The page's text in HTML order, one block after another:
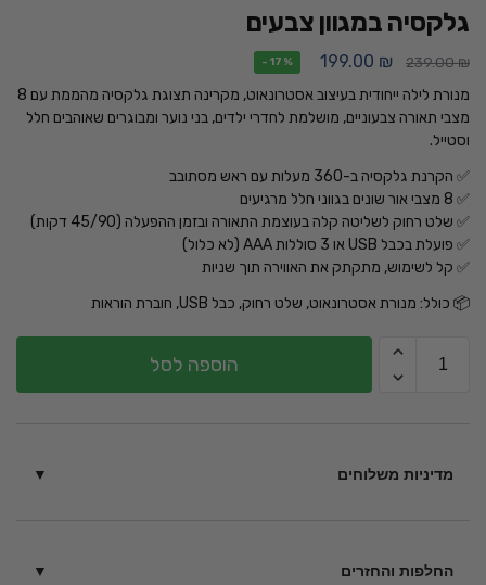
גלקסיה במגוון צבעים
239.00₪
199.00 ₪
-17%
מנורת לילה ייחודית בעיצוב אסטרונאוט, מקרינה תצוגת גלקסיה מהממת עם 8
מצבי תאורה צבעוניים, מושלמת לחדרי ילדים, בני נוער ומבוגרים שאוהבים חלל
וסטייל.
✅ הקרנת גלקסיה ב-360 מעלות עם ראש מסתובב
✅ 8 מצבי אור שונים בגווני חלל מרגיעים
✅ שלט רחוק לשליטה קלה בעוצמת התאורה ובזמן ההפעלה (45/90 דקות)
✅ פועלת בכבל USB או 3 סוללות AAA (לא כלול)
✅ קל לשימוש, מתקתק את האווירה תוך שניות
📦 כולל: מנורת אסטרונאוט, שלט רחוק, כבל USB, חוברת הוראות
הוספה לסל
מדיניות משלוחים
החלפות והחזרים